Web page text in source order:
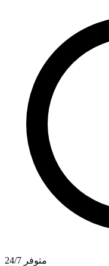
متوفر 24/7